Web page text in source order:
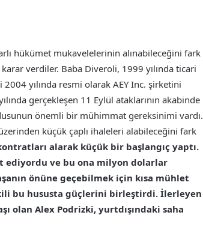
hükümet mukavelelerinin alınabileceğini fark
verdiler. Baba Diveroli, 1999 yılında ticari
yılında resmi olarak AEY Inc. şirketini
gerçekleşen 11 Eylül ataklarının akabinde
önemli bir mühimmat gereksinimi vardı.
küçük çaplı ihaleleri alabileceğini fark
alarak küçük bir başlangıç yaptı.
ediyordu ve bu ona milyon dolarlar
önüne geçebilmek için kısa mühlet
bu hususta güçlerini birleştirdi. İlerleyen
olan Alex Podrizki, yurtdışındaki saha